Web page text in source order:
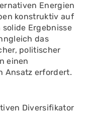
Energien
konstruktiv auf
Ergebnisse
das
politischer
einen
Ansatz erfordert.
Diversifikator